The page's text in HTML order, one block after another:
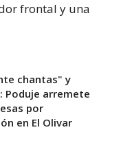
frontal y una
chantas" y
Poduje arremete
por
en El Olivar